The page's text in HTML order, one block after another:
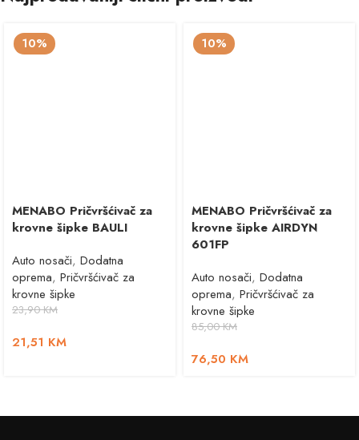
10%
MENABO Pričvršćivač za
krovne šipke BAULI
Auto nosači, Dodatna
oprema, Pričvršćivač za
krovne šipke
23,90KM
21,51 KM
10%
MENABO Pričvršćivač za
krovne šipke AIRDYN
601FP
Auto nosači, Dodatna
oprema, Pričvršćivač za
krovne šipke
85,00KM
76,50 KM